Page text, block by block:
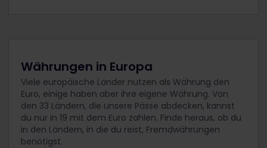
Währungen in Europa
Viele europäische Länder nutzen als Währung den
Euro, einige haben aber ihre eigene Währung. Von
den 33 Ländern, die unsere Pässe abdecken, kannst
du nur in 19 mit dem Euro zahlen. Finde heraus, ob du
in den Ländern, in die du reist, Fremdwährungen
benötigst.